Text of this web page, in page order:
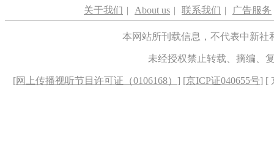
关于我们 | About us | 联系我们 | 广告服务
本网站所刊载信息，不代表中新
未经授权禁止转载、摘编、
[网上传播视听节目许可证（0106168） ] [京ICP证040655号] [